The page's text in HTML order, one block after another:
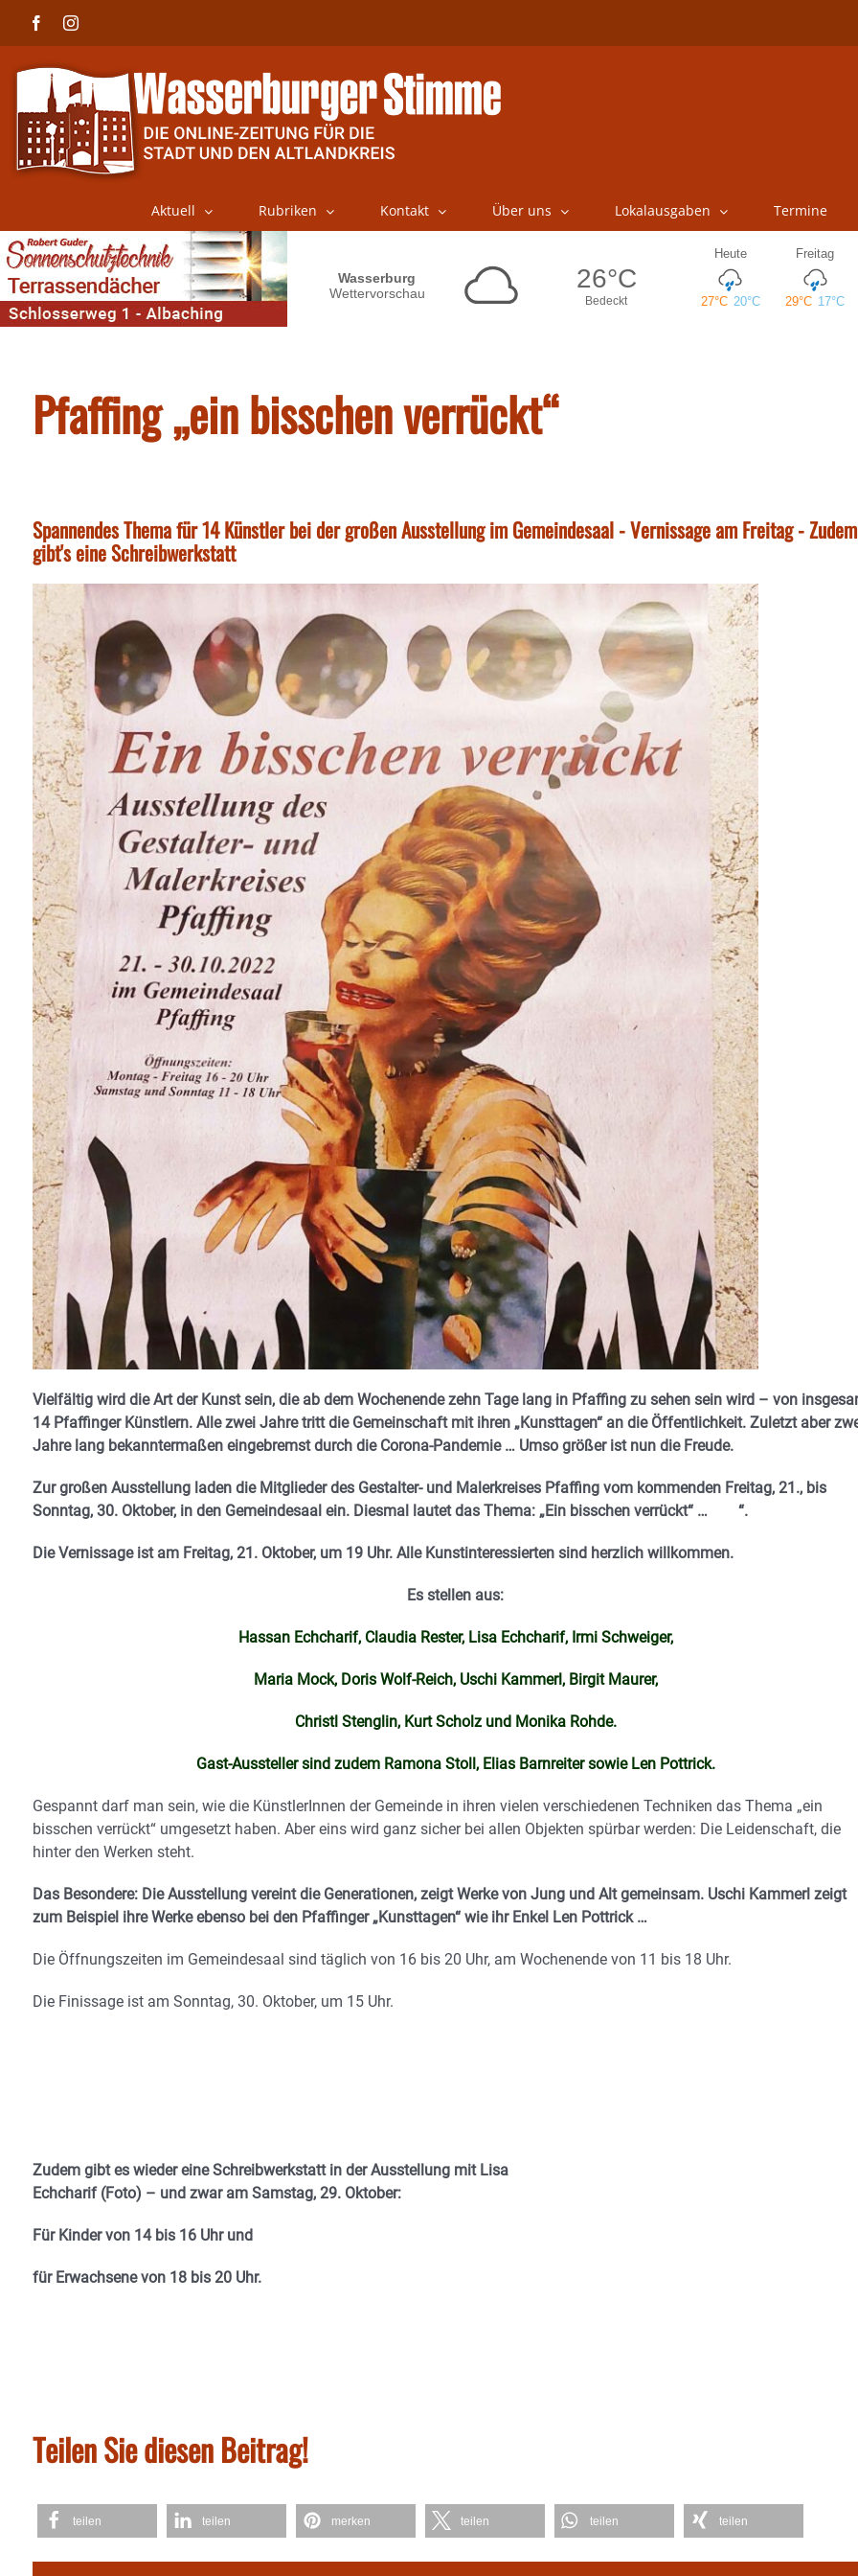
FacebookInstagram
Aktuell Rubriken Kontakt Über uns Lokalausgaben Termine
Pfaffing „ein bisschen verrückt“
Spannendes Thema für 14 Künstler bei der großen Ausstellung im Gemeindesaal - Vernissage am Freitag - Zudem
gibt's eine Schreibwerkstatt
Vielfältig wird die Art der Kunst sein, die ab dem Wochenende zehn Tage lang in Pfaffing zu sehen sein wird – von
14 Pfaffinger Künstlern. Alle zwei Jahre tritt die Gemeinschaft mit ihren „Kunsttagen“ an die Öffentlichkeit. Zuletzt aber
Jahre lang bekanntermaßen eingebremst durch die Corona-Pandemie … Umso größer ist nun die Freude.
Zur großen Ausstellung laden die Mitglieder des Gestalter- und Malerkreises Pfaffing vom kommenden Freitag, 21., bis
Sonntag, 30. Oktober, in den Gemeindesaal ein. Diesmal lautet das Thema: „Ein bisschen verrückt“ … “.
Die Vernissage ist am Freitag, 21. Oktober, um 19 Uhr. Alle Kunstinteressierten sind herzlich willkommen.
Es stellen aus:
Hassan Echcharif, Claudia Rester, Lisa Echcharif, Irmi Schweiger,
Maria Mock, Doris Wolf-Reich, Uschi Kammerl, Birgit Maurer,
Christl Stenglin, Kurt Scholz und Monika Rohde.
Gast-Aussteller sind zudem Ramona Stoll, Elias Barnreiter sowie Len Pottrick.
Gespannt darf man sein, wie die KünstlerInnen der Gemeinde in ihren vielen verschiedenen Techniken das Thema „ein
bisschen verrückt“ umgesetzt haben. Aber eins wird ganz sicher bei allen Objekten spürbar werden: Die Leidenschaft, die
hinter den Werken steht.
Das Besondere: Die Ausstellung vereint die Generationen, zeigt Werke von Jung und Alt gemeinsam. Uschi Kammerl zeigt
zum Beispiel ihre Werke ebenso bei den Pfaffinger „Kunsttagen“ wie ihr Enkel Len Pottrick …
Die Öffnungszeiten im Gemeindesaal sind täglich von 16 bis 20 Uhr, am Wochenende von 11 bis 18 Uhr.
Die Finissage ist am Sonntag, 30. Oktober, um 15 Uhr.
Zudem gibt es wieder eine Schreibwerkstatt in der Ausstellung mit Lisa
Echcharif (Foto) – und zwar am Samstag, 29. Oktober:
Für Kinder von 14 bis 16 Uhr und
für Erwachsene von 18 bis 20 Uhr.
Teilen Sie diesen Beitrag!
teilen teilen merken teilen teilen teilen